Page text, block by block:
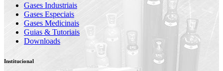
Gases Industriais
Gases Especiais
Gases Medicinais
Guias & Tutoriais
Downloads
Institucional